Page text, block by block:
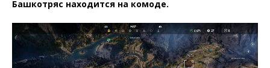
Башкотряс находится на комоде.